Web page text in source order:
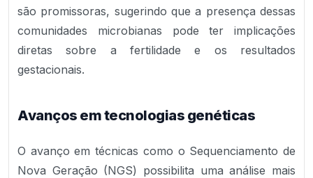
são promissoras, sugerindo que a presença dessas
comunidades microbianas pode ter implicações
diretas sobre a fertilidade e os resultados
gestacionais.
Avanços em tecnologias genéticas
O avanço em técnicas como o Sequenciamento de
Nova Geração (NGS) possibilita uma análise mais